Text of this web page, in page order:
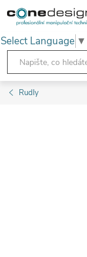
Přejít
obsah
Select Language ▼
Rudly